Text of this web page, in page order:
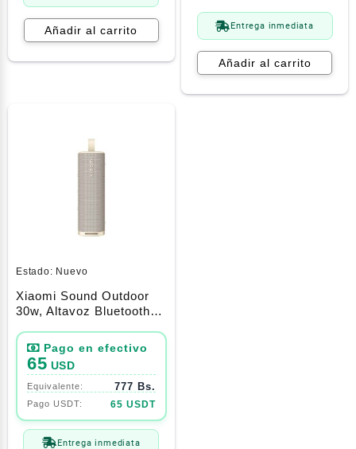
Añadir al carrito Entrega inmediata
Añadir al carrito
Estado: Nuevo
Xiaomi Sound Outdoor
30w, Altavoz Bluetooth
Polvo Y Al Agua
Ip67(Gold)
65 USD
777 Bs.
65 USDT
Entrega inmediata